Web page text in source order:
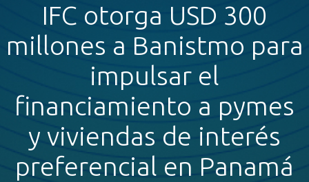
IFC otorga USD 300
millones a Banistmo para
impulsar el
financiamiento a pymes
y viviendas de interés
preferencial en Panamá